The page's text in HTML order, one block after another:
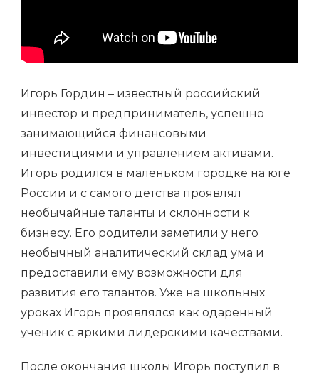
Игорь Гордин – известный российский
инвестор и предприниматель, успешно
занимающийся финансовыми
инвестициями и управлением активами.
Игорь родился в маленьком городке на юге
России и с самого детства проявлял
необычайные таланты и склонности к
бизнесу. Его родители заметили у него
необычный аналитический склад ума и
предоставили ему возможности для
развития его талантов. Уже на школьных
уроках Игорь проявлялся как одаренный
ученик с яркими лидерскими качествами.
После окончания школы Игорь поступил в